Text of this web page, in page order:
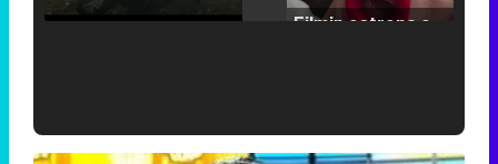
'120 Minutos' celebra sus 2.000 programas en Telemadrid con un vídeo del día a día en la redacción